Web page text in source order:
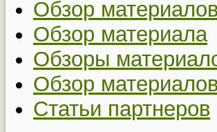
Обзор материалов
Обзор материала
Обзоры
Обзор
Статьи партнеров